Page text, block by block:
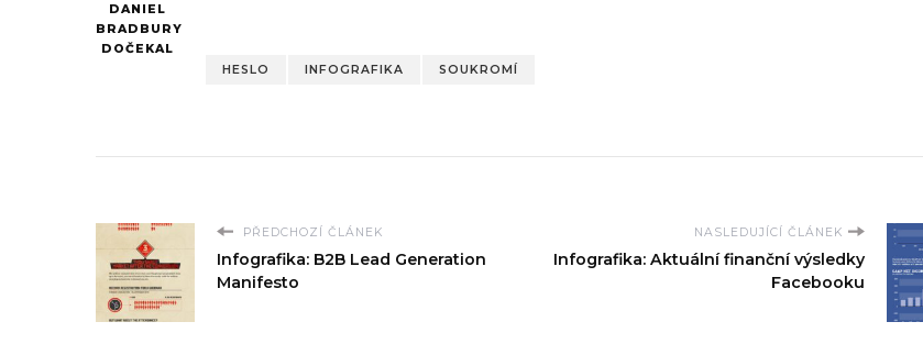
DANIEL
BRADBURY
DOČEKAL
HESLO INFOGRAFIKA SOUKROMÍ
PŘEDCHOZÍ ČLÁNEK
Infografika: B2B Lead Generation
Manifesto
NASLEDUJÍCÍ ČLÁNEK
Infografika: Aktuální finanční výsledky
Facebooku